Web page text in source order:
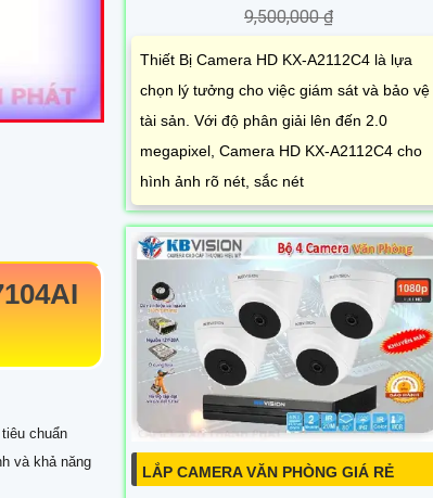
chuẩn
và khả năng
9,500,000 ₫
Thiết Bị Camera HD KX-A2112C4 là lựa
chọn lý tưởng cho việc giám sát và bảo vệ
tài sản. Với độ phân giải lên đến 2.0
megapixel, Camera HD KX-A2112C4 cho
hình ảnh rõ nét, sắc nét
LẮP CAMERA VĂN PHÒNG GIÁ RẺ